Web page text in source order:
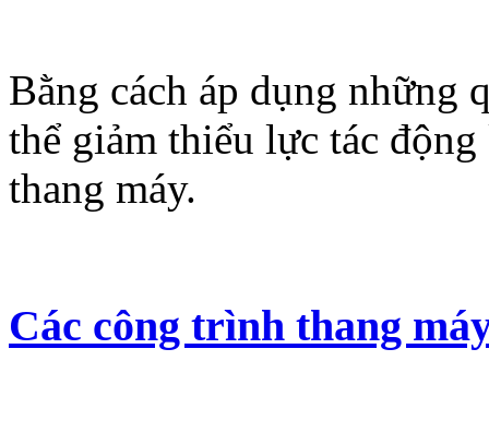
Bằng cách áp dụng những
thể giảm thiểu lực tác
thang máy.
Các công trình thang